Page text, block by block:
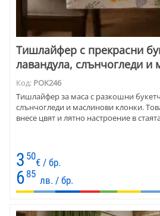
Тишлайфер с прекрасни
лавандула, слънчогледи и
Код: POK246
Тишлайфер за маса с разкошни
слънчогледи и маслинови клонки.
внесе цвят и лятно настроение в
3 50
€ / бр.
6 85
лв. / бр.